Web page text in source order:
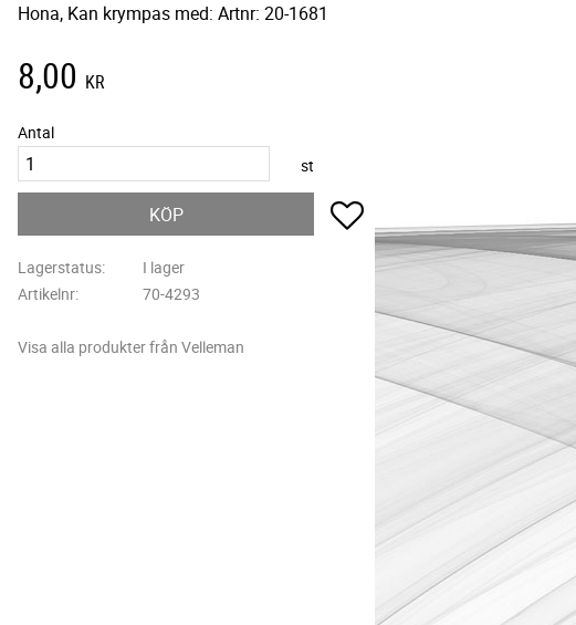
Hona, Kan krympas med: Artnr: 20-1681
8,00 KR
Antal
st
KÖP Lägg till i favoriter
Lagerstatus
I lager
Artikelnr
70-4293
Visa alla produkter från Velleman